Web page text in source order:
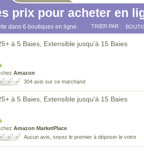
prix pour acheter en
dans 6 boutiques en ligne. TRIER PAR :
à 5 Baies, Extensible jusqu'à 15 Baies
Amazon
304 avis sur ce marchand
à 5 Baies, Extensible jusqu'à 15 Baies
Amazon MarketPlace
Aucun avis, soyez le premier à déposer le votre